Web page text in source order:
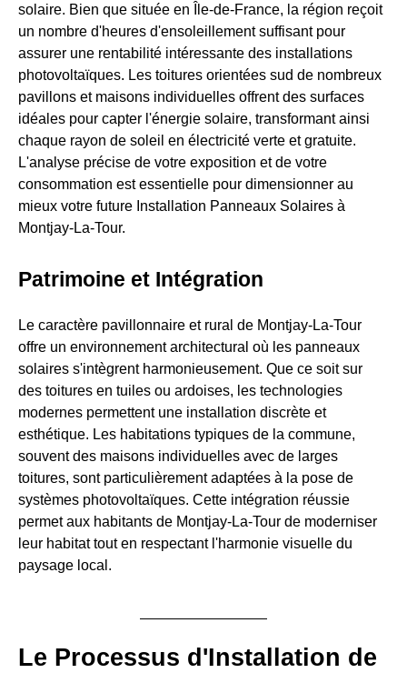
solaire. Bien que située en Île-de-France, la région reçoit
un nombre d'heures d'ensoleillement suffisant pour
assurer une rentabilité intéressante des installations
photovoltaïques. Les toitures orientées sud de nombreux
pavillons et maisons individuelles offrent des surfaces
idéales pour capter l'énergie solaire, transformant ainsi
chaque rayon de soleil en électricité verte et gratuite.
L'analyse précise de votre exposition et de votre
consommation est essentielle pour dimensionner au
mieux votre future Installation Panneaux Solaires à
Montjay-La-Tour.
Patrimoine et Intégration
Le caractère pavillonnaire et rural de Montjay-La-Tour
offre un environnement architectural où les panneaux
solaires s'intègrent harmonieusement. Que ce soit sur
des toitures en tuiles ou ardoises, les technologies
modernes permettent une installation discrète et
esthétique. Les habitations typiques de la commune,
souvent des maisons individuelles avec de larges
toitures, sont particulièrement adaptées à la pose de
systèmes photovoltaïques. Cette intégration réussie
permet aux habitants de Montjay-La-Tour de moderniser
leur habitat tout en respectant l'harmonie visuelle du
paysage local.
Le Processus d'Installation de